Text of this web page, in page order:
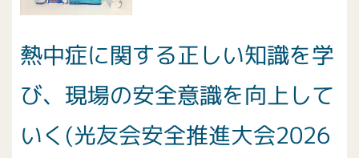
熱中症に関する正しい知識を学
び、現場の安全意識を向上して
いく(光友会安全推進大会2026